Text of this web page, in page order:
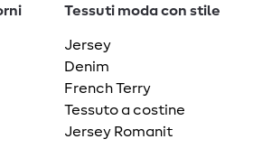
Tessuti moda con stile
Jersey
Denim
French Terry
Tessuto a costine
Jersey Romanit